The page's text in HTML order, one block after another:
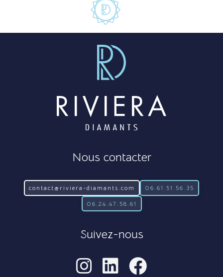
Nous contacter
contact@riviera-diamants.com 06.61.51.56.35
06.24.47.58.61
Suivez-nous